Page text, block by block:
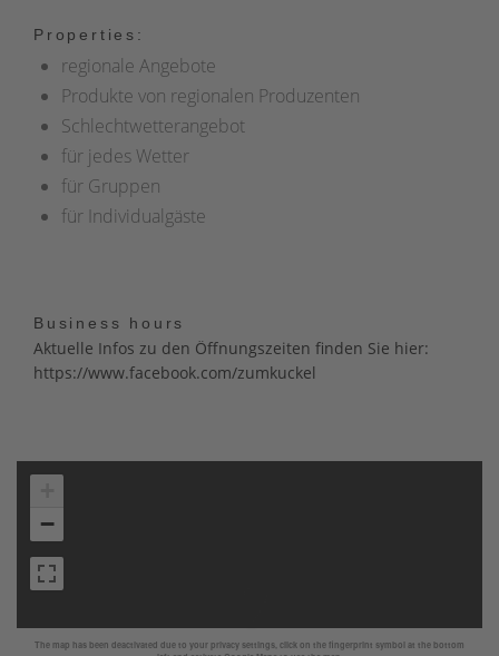
Properties:
regionale Angebote
Produkte von regionalen Produzenten
Schlechtwetterangebot
für jedes Wetter
für Gruppen
für Individualgäste
Business hours
Aktuelle Infos zu den Öffnungszeiten finden Sie hier:
https://www.facebook.com/zumkuckel
The map has been deactivated due to your privacy settings, click on the fingerprint symbol at the bottom
−